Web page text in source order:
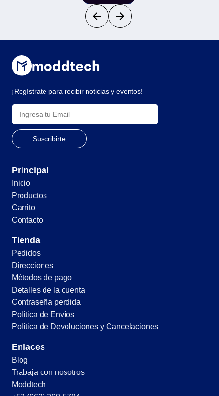
¡Regístrate para recibir noticias y eventos!
Principal
Inicio
Productos
Carrito
Contacto
Tienda
Pedidos
Direcciones
Métodos de pago
Detalles de la cuenta
Contraseña perdida
Política de Envíos
Política de Devoluciones y Cancelaciones
Enlaces
Blog
Trabaja con nosotros
Moddtech